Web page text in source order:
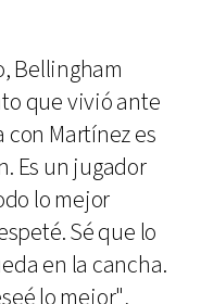
Bellingham
que vivió ante
Martínez es
Es un jugador
lo mejor
Sé que lo
en la cancha.